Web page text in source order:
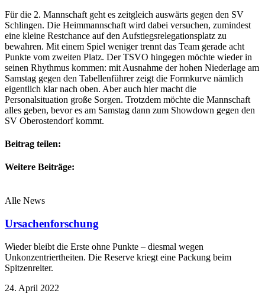
Für die 2. Mannschaft geht es zeitgleich auswärts gegen den SV
Schlingen. Die Heimmannschaft wird dabei versuchen, zumindest
eine kleine Restchance auf den Aufstiegsrelegationsplatz zu
bewahren. Mit einem Spiel weniger trennt das Team gerade acht
Punkte vom zweiten Platz. Der TSVO hingegen möchte wieder in
seinen Rhythmus kommen: mit Ausnahme der hohen Niederlage am
Samstag gegen den Tabellenführer zeigt die Formkurve nämlich
eigentlich klar nach oben. Aber auch hier macht die
Personalsituation große Sorgen. Trotzdem möchte die Mannschaft
alles geben, bevor es am Samstag dann zum Showdown gegen den
SV Oberostendorf kommt.
Beitrag teilen:
Weitere Beiträge:
Alle News
Ursachenforschung
Wieder bleibt die Erste ohne Punkte – diesmal wegen
Unkonzentriertheiten. Die Reserve kriegt eine Packung beim
Spitzenreiter.
24. April 2022